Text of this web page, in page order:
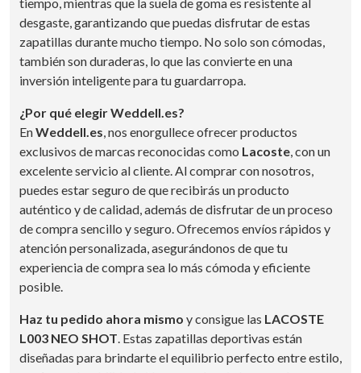
desgaste, garantizando que puedas disfrutar de estas
zapatillas durante mucho tiempo. No solo son cómodas,
también son duraderas, lo que las convierte en una
inversión inteligente para tu guardarropa.
¿Por qué elegir Weddell.es?
EnWeddell.es , nos enorgullece ofrecer productos
exclusivos de marcas reconocidas como Lacoste , con un
excelente servicio al cliente. Al comprar con nosotros,
puedes estar seguro de que recibirás un producto
auténtico y de calidad, además de disfrutar de un proceso
de compra sencillo y seguro. Ofrecemos envíos rápidos y
atención personalizada, asegurándonos de que tu
experiencia de compra sea lo más cómoda y eficiente
posible.
Haz tu pedido ahora mismo y consigue las LACOSTE
L003 NEO SHOT . Estas zapatillas deportivas están
diseñadas para brindarte el equilibrio perfecto entre estilo,